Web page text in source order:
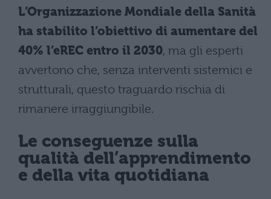
L’Organizzazione Mondiale della Sanità
ha stabilito l’obiettivo di aumentare del
40% l’eREC entro il 2030, ma gli esperti
avvertono che, senza interventi sistemici e
strutturali, questo traguardo rischia di
rimanere irraggiungibile.
Le conseguenze sulla
qualità dell’apprendimento
e della vita quotidiana